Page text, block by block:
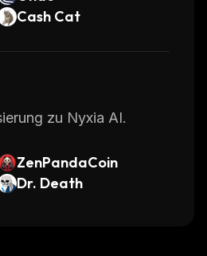
Cash Cat
zu Nyxia AI.
ZenPandaCoin
Dr. Death